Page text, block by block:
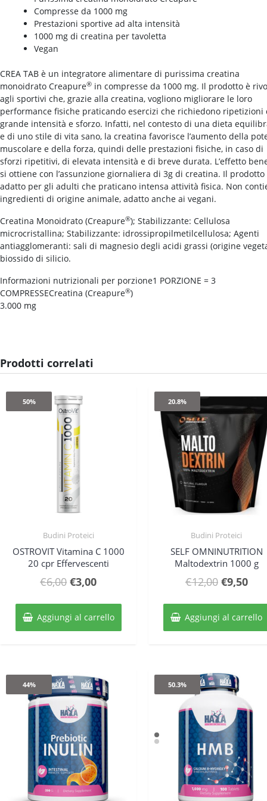
Compresse da 1000 mg
Prestazioni sportive ad alta intensità
1000 mg di creatina per tavoletta
Vegan
CREA TAB è un integratore alimentare di purissima creatina
monoidrato Creapure® in compresse da 1000 mg. Il prodotto è
agli sportivi che, grazie alla creatina, vogliono migliorare le loro
performance fisiche praticando esercizi che richiedono ripetizioni
grande intensità e sforzo. Infatti, nel contesto di una dieta
e di uno stile di vita sano, la creatina favorisce l’aumento della
muscolare e della forza, quindi delle prestazioni fisiche, in caso di
sforzi ripetitivi, di elevata intensità e di breve durata. L’effetto
si ottiene con l’assunzione giornaliera di 3g di creatina. Il prodotto
adatto per gli adulti che praticano intensa attività fisica. Non
ingredienti di origine animale, adatto anche ai vegani.
Creatina Monoidrato (Creapure®); Stabilizzante: Cellulosa
microcristallina; Stabilizzante: idrossipropilmetilcellulosa; Agenti
antiagglomeranti: sali di magnesio degli acidi grassi (origine
biossido di silicio.
Informazioni nutrizionali per porzione1 PORZIONE = 3
COMPRESSECreatina (Creapure®)
3.000 mg
Prodotti correlati
50%
Budini Proteici
OSTROVIT Vitamina C 1000
20 cpr Effervescenti
€6,00 Il
originale
era:
€3,00Il
attuale
è:
Aggiungi al carrello
20.8%
Budini Proteici
SELF OMNINUTRITION
Maltodextrin 1000 g
€12,00 Il
originale
era:
€9,50Il
è:
Aggiungi al carrello
44% 50.3%